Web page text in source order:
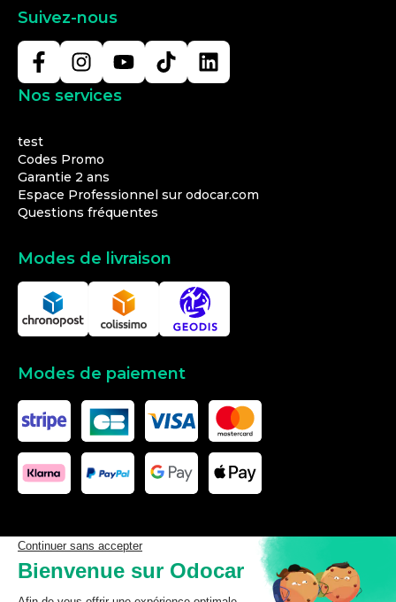
Suivez-nous
Nos services
test
Codes Promo
Garantie 2 ans
Espace Professionnel sur odocar.com
Questions fréquentes
Modes de livraison
Modes de paiement
Les données affichées ici, particulièrement la base de donnée
complète, ne doivent pas être copiées. Il est interdit d’exploiter les
données ou la base de données complète, de laisser un tiers les